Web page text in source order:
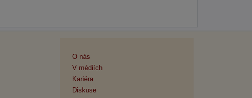
O nás
V médiích
Kariéra
Diskuse